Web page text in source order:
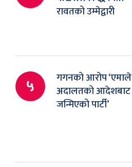
रावतको उम्मेद्वारी
५
गगनको आरोप ‘एमाले
अदालतको आदेशबाट
जन्मिएको पार्टी’